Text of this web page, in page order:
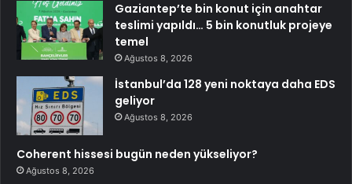
Gaziantep’te bin konut için anahtar
teslimi yapıldı… 5 bin konutluk projeye
temel
Ağustos 8, 2026
İstanbul’da 128 yeni noktaya daha EDS
geliyor
Ağustos 8, 2026
Coherent hissesi bugün neden yükseliyor?
Ağustos 8, 2026